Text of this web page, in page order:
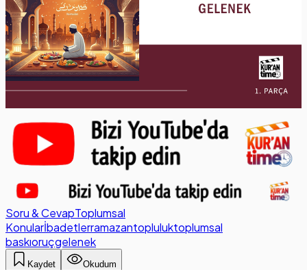
Soru & CevapToplumsal
Konularİbadetlerramazantopluluktoplumsal
baskıoruçgelenek
Kaydet Okudum